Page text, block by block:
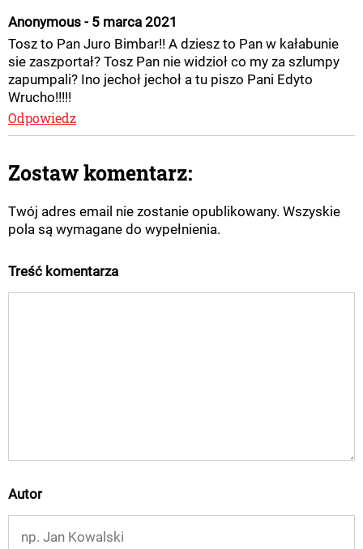
Anonymous - 5 marca 2021
Tosz to Pan Juro Bimbar!! A dziesz to Pan w kałabunie
sie zaszportał? Tosz Pan nie widzioł co my za szlumpy
zapumpali? Ino jechoł jechoł a tu piszo Pani Edyto
Wrucho!!!!!
Odpowiedz
Zostaw komentarz:
Twój adres email nie zostanie opublikowany. Wszyskie
pola są wymagane do wypełnienia.
Treść komentarza
Autor